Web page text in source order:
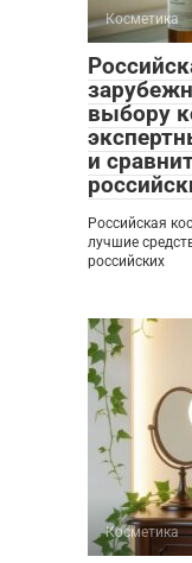
Косметика
выбору
и
Российская
лучшие
российских
Косметика